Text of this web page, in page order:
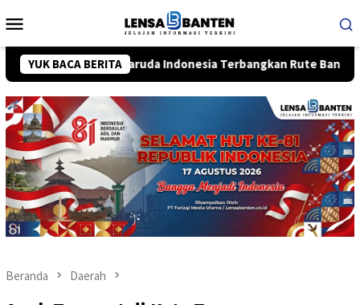
ke
Mobile
YUK BACA BERITA
Garuda Indonesia Terbangkan Rute Bandung-Bali
Beranda Daerah